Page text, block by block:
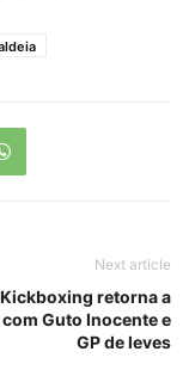
Next article
Kickboxing retorna a
Guto Inocente e
GP de leves